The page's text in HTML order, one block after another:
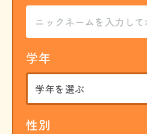
学年
性別